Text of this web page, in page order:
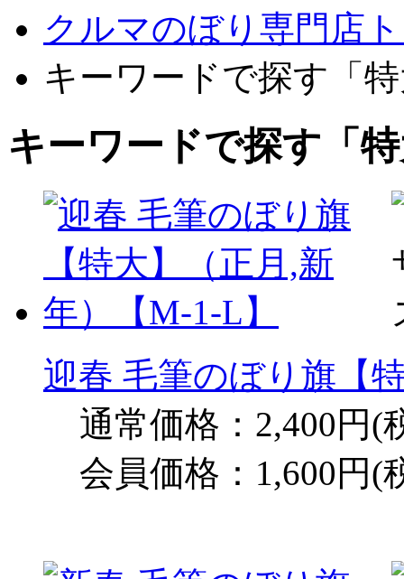
クルマのぼり専門店
キーワードで探す「
キーワードで探す「
迎春 毛筆のぼり旗【
通常価格：2,400円(
会員価格：1,600円(